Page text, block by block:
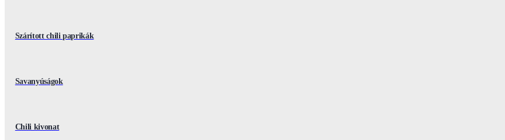
Szárított chili paprikák
Savanyúságok
Chili kivonat